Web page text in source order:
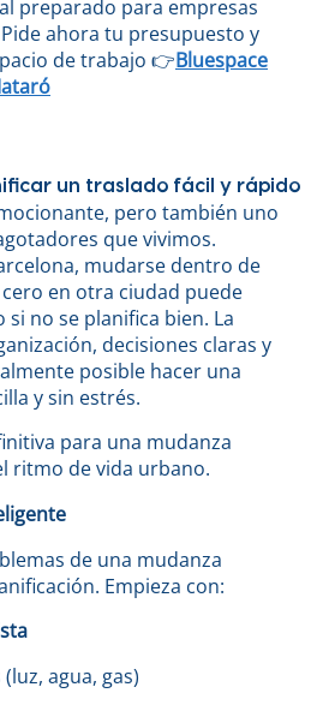
preparado para empresas
ahora tu presupuesto y
de trabajo 👉Bluespace
un traslado fácil y rápido
pero también uno
que vivimos.
mudarse dentro de
en otra ciudad puede
no se planifica bien. La
decisiones claras y
posible hacer una
y sin estrés.
para una mudanza
ritmo de vida urbano.
de una mudanza
Empieza con:
agua, gas)